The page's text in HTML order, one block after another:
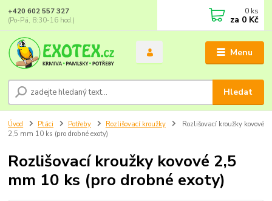
Menu
Hledat
+420 602 557 327
(Po-Pá, 8:30-16 hod.)
0 ks
za 0 Kč
Úvod Ptáci Potřeby Rozlišovací kroužky
Rozlišovací kroužky kovové
2,5 mm 10 ks (pro drobné exoty)
Rozlišovací kroužky kovové 2,5
mm 10 ks (pro drobné exoty)